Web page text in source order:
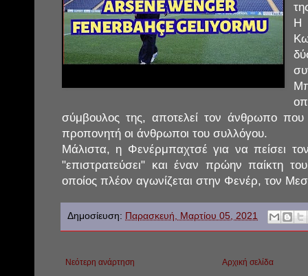
σύμβουλος της, αποτελεί τον άνθρωπο
προπονητή οι άνθρωποι του συλλόγου.
Μάλιστα, η Φενέρμπαχτσέ για να πείσει
"επιστρατεύσει" και έναν πρώην παίκτη
οποίος πλέον αγωνίζεται στην Φενέρ, τον
Δημοσίευση: Παρασκευή, Μαρτίου 05, 2021
Νεότερη ανάρτηση Αρχική σελίδα